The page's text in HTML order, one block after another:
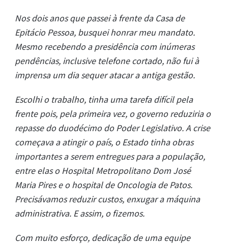
Nos dois anos que passei à frente da Casa de
Epitácio Pessoa, busquei honrar meu mandato.
Mesmo recebendo a presidência com inúmeras
pendências, inclusive telefone cortado, não fui à
imprensa um dia sequer atacar a antiga gestão.
Escolhi o trabalho, tinha uma tarefa difícil pela
frente pois, pela primeira vez, o governo reduziria o
repasse do duodécimo do Poder Legislativo. A crise
começava a atingir o país, o Estado tinha obras
importantes a serem entregues para a população,
entre elas o Hospital Metropolitano Dom José
Maria Pires e o hospital de Oncologia de Patos.
Precisávamos reduzir custos, enxugar a máquina
administrativa. E assim, o fizemos.
Com muito esforço, dedicação de uma equipe